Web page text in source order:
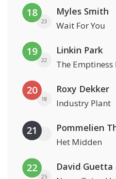
18
23
Myles Smith
Wait For You
19
22
Linkin Park
The Emptiness
20
18
Roxy Dekker
Industry Plant
21 Pommelien
Het Midden
22
25